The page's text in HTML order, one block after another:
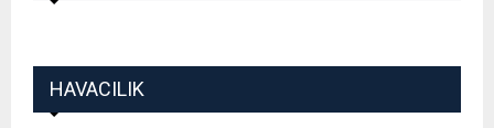
HAVACILIK